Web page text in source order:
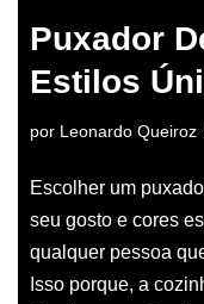
Puxador
Estilos
por Leonardo Queiroz
Escolher um
seu gosto e cores
qualquer pessoa
Isso porque, a